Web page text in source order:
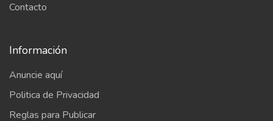
Contacto
Información
Anuncie aquí
Politica de Privacidad
Reglas para Publicar